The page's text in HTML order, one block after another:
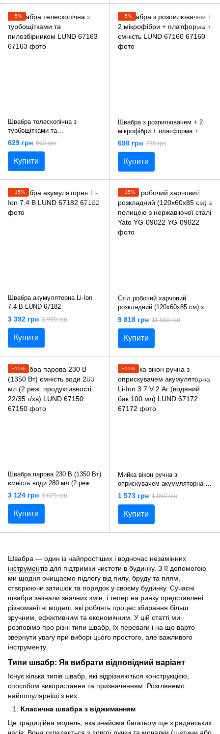
−5%
Швабра телескопічна з
турбощітками та
пилозбірником LUND 67163
629 грн 662 грн
Купити
−5%
Швабра з розпилювачем + 2
мікрофібри + платформа +
ємність LUND 67160
698 грн 735 грн
Купити
−15%
Швабра акумуляторна Li-Ion
7.4 В LUND 67182
3 392 грн 3 990 грн
Купити
−15%
Стіл робочий харчовий
розкладний (120х60х85 см) з
полицею з нержавіючої сталі
Yato YG-09022
9 818 грн 11 550 грн
Купити
−15%
Швабра парова 230 В (1350 Вт)
ємність води 280 мл (2 реж.
продуктивності 22/35 г/хв)
LUND 67150
3 124 грн 3 675 грн
Купити
−15%
Мийка вікон ручна з
оприскувачем акумуляторна Li-
Ion 3.7 V 2 Аг (водяний бак 100
мл) LUND 67172
1 573 грн 1 850 грн
Купити
Швабра — один із найпростіших і водночас незамінних
інструментів для підтримки чистоти в будинку. З її допомогою
ми щодня очищаємо підлогу від пилу, бруду та плям,
створюючи затишок та порядок у своєму будинку. Сучасні
швабри зазнали значних змін, і тепер на ринку представлені
різноманітні моделі, які роблять процес збирання більш
зручним, ефективним та економічним. У цій статті ми
розповімо про різні типи швабр, їх переваги і на що варто
звернути увагу при виборі цього простого, але важливого
інструменту.
Типи швабр: Як вибрати відповідний варіант
Існує кілька типів швабр, які відрізняються конструкцією,
способом використання та призначенням. Розглянемо
найпопулярніші з них:
Класична швабра з віджиманням
Це традиційна модель, яка знайома багатьом ще з радянських